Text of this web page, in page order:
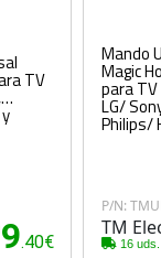
TV
9.40€
Mando
Magic
para
LG/
Philips/
P/N:
TM
16 uds.